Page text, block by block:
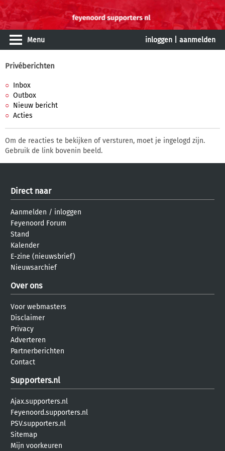
Menu inloggen aanmelden
Privéberichten
Inbox
Outbox
Nieuw bericht
Acties
Om de reacties te bekijken of versturen, moet je ingelogd zijn.
Gebruik de link bovenin beeld.
Direct naar
Aanmelden / inloggen
Feyenoord Forum
Stand
Kalender
E-zine (nieuwsbrief)
Nieuwsarchief
Over ons
Voor webmasters
Disclaimer
Privacy
Adverteren
Partnerberichten
Contact
Supporters.nl
Ajax.supporters.nl
Feyenoord.supporters.nl
PSV.supporters.nl
Sitemap
Mijn voorkeuren